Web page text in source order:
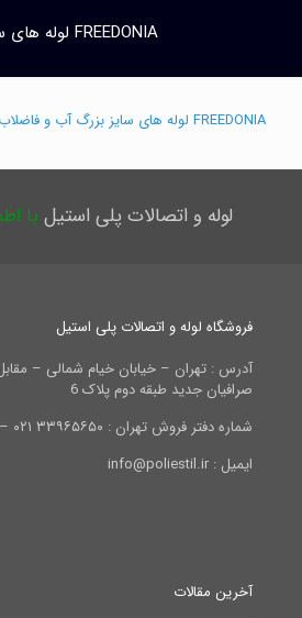
FREEDONIA لوله های سایز بزرگ آب و فاضلاب
FREEDONIA لوله های سایز بزرگ آب و فاضلاب
لوله و اتصالات پلی استیل با
فروشگاه لوله و اتصالات پلی استیل
آدرس : تهران – خیابان خیام شمالی –
صرافیان جدید طبقه دوم پلاک 6
شماره دفتر فروش تهران : ۳۳۹۶۵۶۵۰ ۰۲۱ – ۳۳۹۹۲۲۸۴ ۰۲۱
ایمیل : info@poliestil.ir
آخرین مقالات